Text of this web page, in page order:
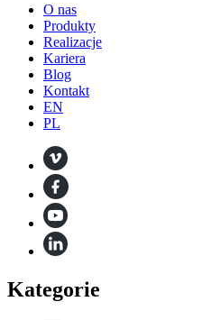
O nas
Produkty
Realizacje
Kariera
Blog
Kontakt
EN
PL
Kategorie